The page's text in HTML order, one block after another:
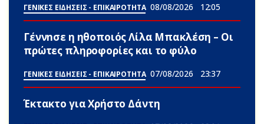
ΓΕΝΙΚΕΣ ΕΙΔΗΣΕΙΣ - ΕΠΙΚΑΙΡΟΤΗΤΑ 08/08/2026 12:05
Γέννnσε η ηθοποιός Λίλα Μπακλέση – Οι
πρώτες πληροφορίες και το φύλο
ΓΕΝΙΚΕΣ ΕΙΔΗΣΕΙΣ - ΕΠΙΚΑΙΡΟΤΗΤΑ 07/08/2026 23:37
Έκτακτο για Χρήστο Δάντη